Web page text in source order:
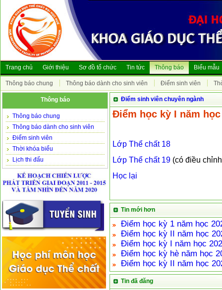
Trang chủ Giới thiệu Sơ đồ tổ chức Tin tức Thông báo
Thông báo chung Thông báo dành cho sinh viên Điểm sinh viên
Biểu mẫu
Thông báo
Thông báo chung
Thông báo dành cho sinh viên
Điểm sinh viên
Thời khóa biểu
Lịch thi đấu
Điểm sinh viên chuyên ngành
Điểm học kỳ I năm
Lớp Thể chất 18
Lớp Thể chất 19 (có điều
Học lại
Tin mới hơn
Điểm học kỳ 1 năm học
Điểm học kỳ II năm học
Điểm học kỳ I năm học
Điểm học kỳ hè năm học
Điểm học kỳ II năm học
Tin đã đăng